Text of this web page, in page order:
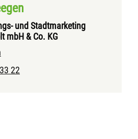
und Stadtmarketing
mbH & Co. KG
22